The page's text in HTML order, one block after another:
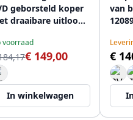
geborsteld koper
draaibare uitloop
voorraad
€ 149,00
In winkelwagen
van
€